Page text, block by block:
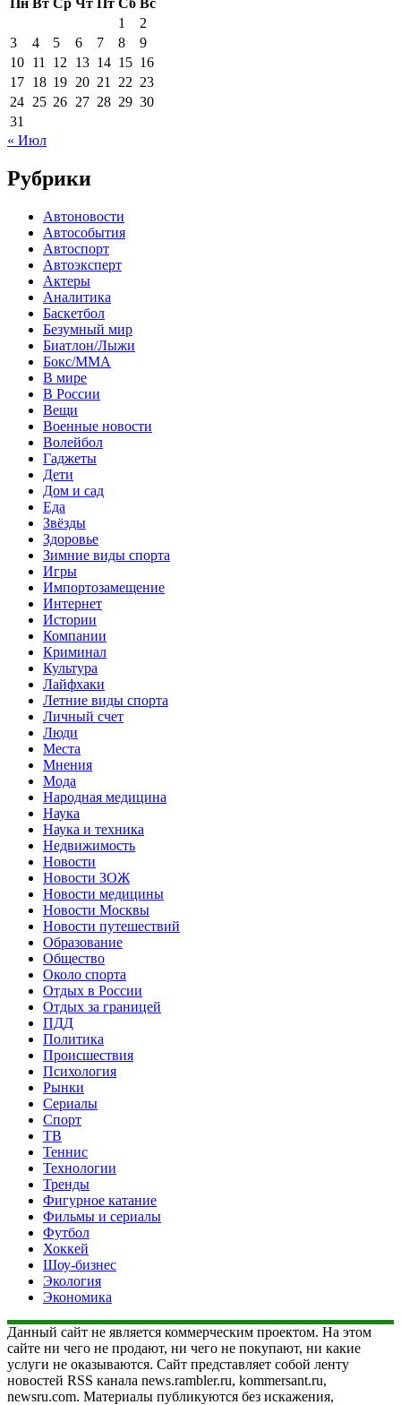
1
2
3
4 5 6 7 8
9
10 11 12 13 14 15 16
17 18 19 20 21 22 23
24 25 26 27 28 29 30
31
« Июл
Рубрики
Автоновости
Автособытия
Автоспорт
Автоэксперт
Актеры
Аналитика
Баскетбол
Безумный мир
Биатлон/Лыжи
Бокс/MMA
В мире
В России
Вещи
Военные новости
Волейбол
Гаджеты
Дети
Дом и сад
Еда
Звёзды
Здоровье
Зимние виды спорта
Игры
Импортозамещение
Интернет
Истории
Компании
Криминал
Культура
Лайфхаки
Летние виды спорта
Личный счет
Люди
Места
Мнения
Мода
Народная медицина
Наука
Наука и техника
Недвижимость
Новости
Новости ЗОЖ
Новости медицины
Новости Москвы
Новости путешествий
Образование
Общество
Около спорта
Отдых в России
Отдых за границей
ПДД
Политика
Происшествия
Психология
Рынки
Сериалы
Спорт
ТВ
Теннис
Технологии
Тренды
Фигурное катание
Фильмы и сериалы
Футбол
Хоккей
Шоу-бизнес
Экология
Экономика
Данный сайт не является коммерческим проектом. На этом
сайте ни чего не продают, ни чего не покупают, ни какие
услуги не оказываются. Сайт представляет собой ленту
новостей RSS канала news.rambler.ru, kommersant.ru,
newsru.com. Материалы публикуются без искажения,